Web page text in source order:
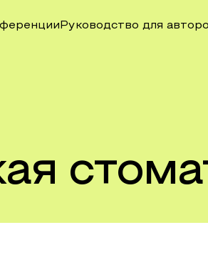
Руководство для